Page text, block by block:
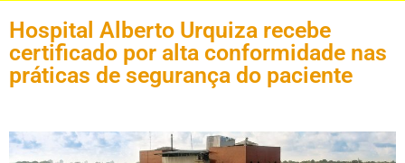
Hospital Alberto Urquiza recebe
certificado por alta conformidade nas
práticas de segurança do paciente